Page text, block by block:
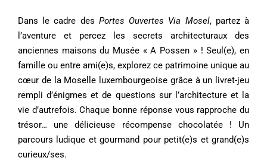
Dans le cadre des Portes Ouvertes Via Mosel, partez à
l’aventure et percez les secrets architecturaux des
anciennes maisons du Musée « A Possen » ! Seul(e), en
famille ou entre ami(e)s, explorez ce patrimoine unique au
cœur de la Moselle luxembourgeoise grâce à un livret-jeu
rempli d’énigmes et de questions sur l’architecture et la
vie d’autrefois. Chaque bonne réponse vous rapproche du
trésor… une délicieuse récompense chocolatée ! Un
parcours ludique et gourmand pour petit(e)s et grand(e)s
curieux/ses.